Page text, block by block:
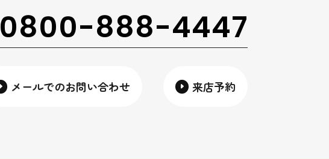
0800-888-4447
メールでのお問い合わせ 来店予約